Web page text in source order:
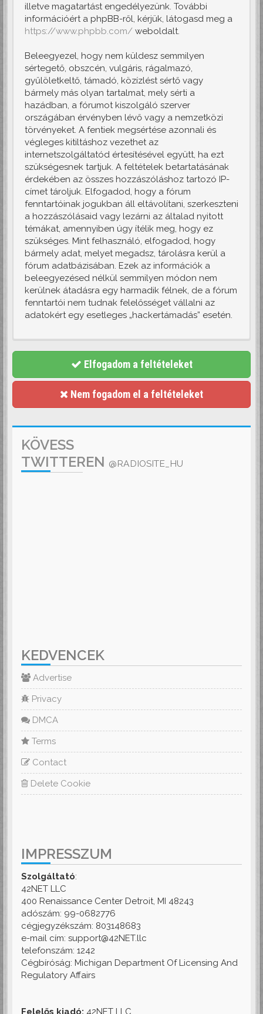
illetve magatartást engedélyezünk. További
információért a phpBB-ről, kérjük, látogasd meg a
https://www.phpbb.com/ weboldalt.
Beleegyezel, hogy nem küldesz semmilyen
sértegető, obszcén, vulgáris, rágalmazó,
gyűlöletkeltő, támadó, közízlést sértő vagy
bármely más olyan tartalmat, mely sérti a
hazádban, a fórumot kiszolgáló szerver
országában érvényben lévő vagy a nemzetközi
törvényeket. A fentiek megsértése azonnali és
végleges kitiltáshoz vezethet az
internetszolgáltatód értesítésével együtt, ha ezt
szükségesnek tartjuk. A feltételek betartatásának
érdekében az összes hozzászóláshoz tartozó IP-
címet tároljuk. Elfogadod, hogy a fórum
fenntartóinak jogukban áll eltávolítani, szerkeszteni
a hozzászólásaid vagy lezárni az általad nyitott
témákat, amennyiben úgy ítélik meg, hogy ez
szükséges. Mint felhasználó, elfogadod, hogy
bármely adat, melyet megadsz, tárolásra kerül a
fórum adatbázisában. Ezek az információk a
beleegyezésed nélkül semmilyen módon nem
kerülnek átadásra egy harmadik félnek, de a fórum
fenntartói nem tudnak felelősséget vállalni az
adatokért egy esetleges „hackertámadás” esetén.
Elfogadom a feltételeket
Nem fogadom el a feltételeket
KÖVESS
TWITTEREN @RADIOSITE_HU
KEDVENCEK
Advertise
Privacy
DMCA
Terms
Contact
Delete Cookie
IMPRESSZUM
Szolgáltató:
42NET LLC
400 Renaissance Center Detroit, MI 48243
adószám: 99-0682776
cégjegyzékszám: 803148683
e-mail cím: support@42NET.llc
telefonszám: 1242
Cégbíróság: Michigan Department Of Licensing And
Regulatory Affairs
Felelős kiadó: 42NET LLC